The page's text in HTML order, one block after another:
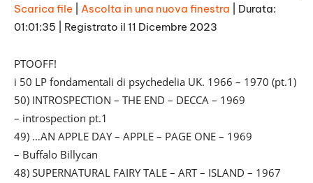
SHARE
LINK
EMBED
Scarica file Ascolta in una nuova finestra
Durata:
01:01:35
Registrato il 11 Dicembre 2023
PTOOFF!
i 50 LP fondamentali di psychedelia UK. 1966 – 1970 (pt.1)
50) INTROSPECTION – THE END – DECCA – 1969
– introspection pt.1
49) …AN APPLE DAY – APPLE – PAGE ONE – 1969
– Buffalo Billycan
48) SUPERNATURAL FAIRY TALE – ART – ISLAND – 1967